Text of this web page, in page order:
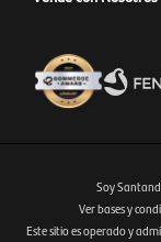
Fenicio
Soy
Ver bases y
Este sitio es operado y